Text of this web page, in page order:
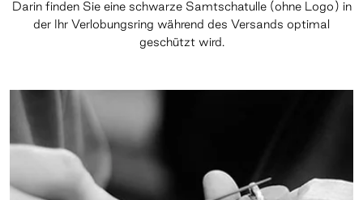
Darin finden Sie eine schwarze Samtschatulle (ohne Logo) in
der Ihr Verlobungsring während des Versands optimal
geschützt wird.